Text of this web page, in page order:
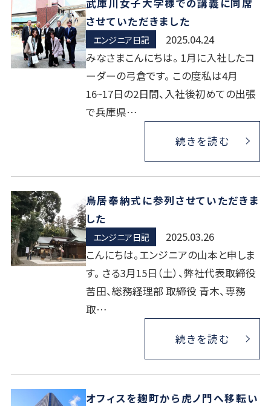
させていただきました
エンジニア日記
2025.04.24
みなさまこんにちは。 1月に入社したコ
ーダーの弓倉です。 この度私は4月
16~17日の2日間、入社後初めての出張
で兵庫県…
続きを読む
鳥居奉納式に参列させていただきま
した
エンジニア日記
2025.03.26
こんにちは。エンジニアの山本と申しま
す。 さる3月15日（土）、弊社代表取締役
苦田、総務経理部 取締役 青木、専務
取…
続きを読む
オフィスを麹町から虎ノ門へ移転い